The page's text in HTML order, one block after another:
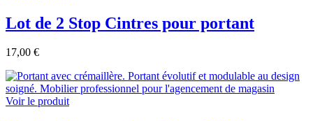
Lot de 2 Stop Cintres pour portant
17,00 €
Voir le produit